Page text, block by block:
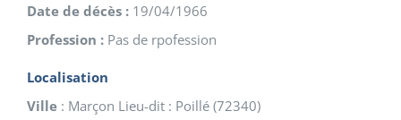
Date de décès : 19/04/1966
Profession : Pas de rpofession
Localisation
Ville : Marçon Lieu-dit : Poillé (72340)